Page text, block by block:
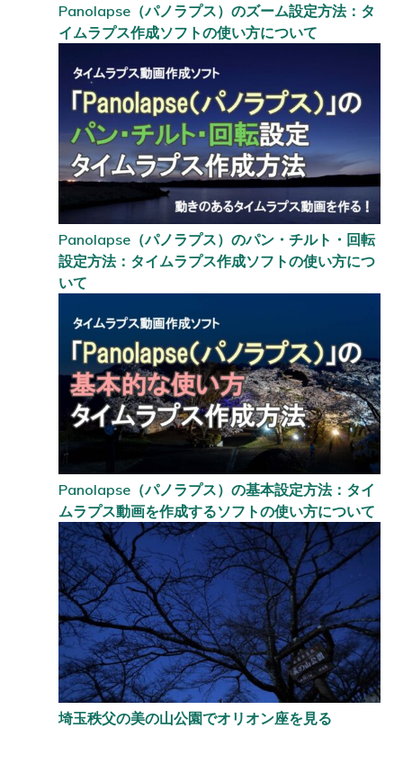
Panolapse（パノラプス）のズーム設定方法：タ
イムラプス作成ソフトの使い方について
Panolapse（パノラプス）のパン・チルト・回転
設定方法：タイムラプス作成ソフトの使い方につ
いて
Panolapse（パノラプス）の基本設定方法：タイ
ムラプス動画を作成するソフトの使い方について
埼玉秩父の美の山公園でオリオン座を見る